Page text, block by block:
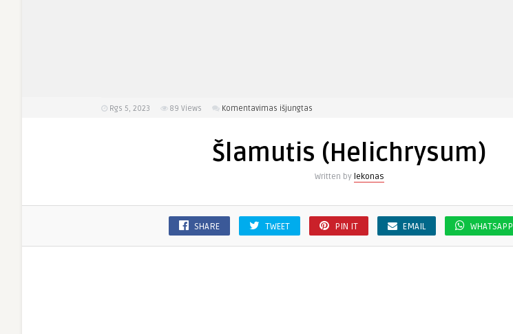
Rgs 5, 2023 89 Views Komentavimas išjungtas
Šlamutis (Helichrysum)
Written by lekonas
SHARE TWEET PIN IT EMAIL WHATSAPP